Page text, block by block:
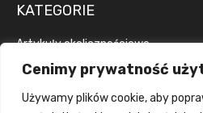
Cenimy prywatność
Używamy plików cookie, aby
KATEGORIE
Artykuły okolicznościowe
Artykuły reklamowe
Emblematy